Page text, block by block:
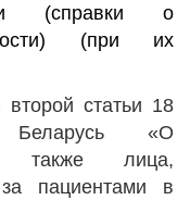
(справки о
(при их
статьи 18
Беларусь «О
а также лица,
пациентами в